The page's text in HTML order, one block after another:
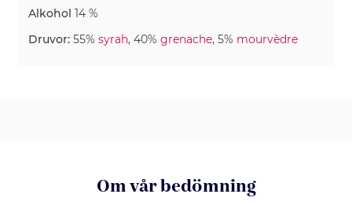
Alkohol 14 %
Druvor: 55% syrah, 40% grenache, 5% mourvèdre
Om vår bedömning